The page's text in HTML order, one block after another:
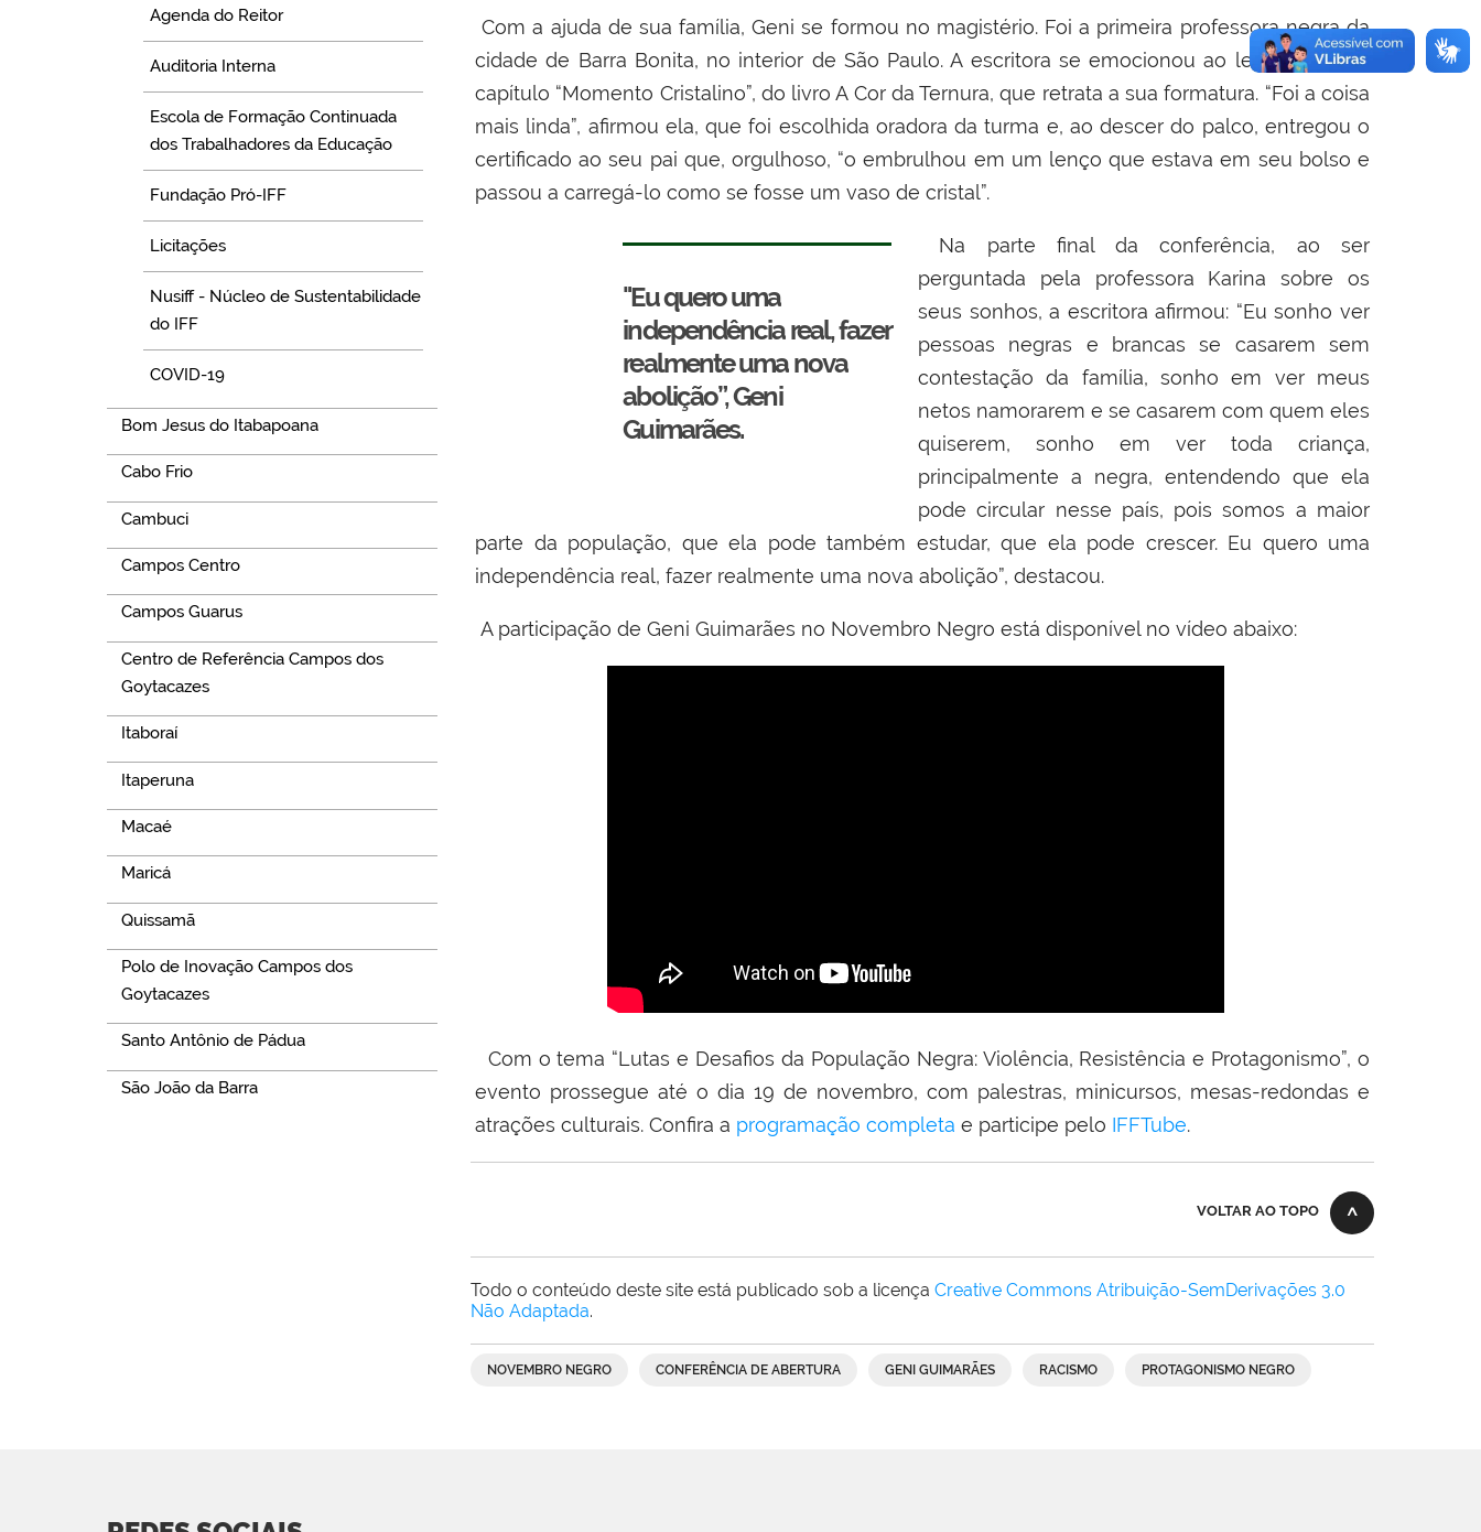
Agenda do Reitor
Auditoria Interna
Escola de Formação Continuada
dos Trabalhadores da Educação
Fundação Pró-IFF
Licitações
Nusiff - Núcleo de Sustentabilidade
do IFF
COVID-19
Bom Jesus do Itabapoana
Cabo Frio
Cambuci
Campos Centro
Campos Guarus
Centro de Referência Campos dos
Goytacazes
Itaboraí
Itaperuna
Macaé
Maricá
Quissamã
Polo de Inovação Campos dos
Goytacazes
Santo Antônio de Pádua
São João da Barra
Com a ajuda de sua família, Geni se formou no magistério. Foi a primeira professora negra da
cidade de Barra Bonita, no interior de São Paulo. A escritora se emocionou ao ler trechos do
capítulo “Momento Cristalino”, do livro A Cor da Ternura, que retrata a sua formatura. “Foi a coisa
mais linda”, afirmou ela, que foi escolhida oradora da turma e, ao descer do palco, entregou o
certificado ao seu pai que, orgulhoso, “o embrulhou em um lenço que estava em seu bolso e
passou a carregá-lo como se fosse um vaso de cristal”.
"Eu quero uma
independência real, fazer
realmente uma nova
abolição”, Geni
Guimarães.
Na parte final da conferência, ao ser
perguntada pela professora Karina sobre os
seus sonhos, a escritora afirmou: “Eu sonho ver
pessoas negras e brancas se casarem sem
contestação da família, sonho em ver meus
netos namorarem e se casarem com quem eles
quiserem, sonho em ver toda criança,
principalmente a negra, entendendo que ela
pode circular nesse país, pois somos a maior
parte da população, que ela pode também estudar, que ela pode crescer. Eu quero uma
independência real, fazer realmente uma nova abolição”, destacou.
A participação de Geni Guimarães no Novembro Negro está disponível no vídeo abaixo:
Com o tema “Lutas e Desafios da População Negra: Violência, Resistência e Protagonismo”, o
evento prossegue até o dia 19 de novembro, com palestras, minicursos, mesas-redondas e
atrações culturais. Confira a programação completa e participe pelo IFFTube.
VOLTAR AO TOPO
Todo o conteúdo deste site está publicado sob a licença Creative Commons Atribuição-SemDerivações 3.0
Não Adaptada.
NOVEMBRO NEGRO CONFERÊNCIA DE ABERTURA GENI GUIMARÃES RACISMO PROTAGONISMO NEGRO